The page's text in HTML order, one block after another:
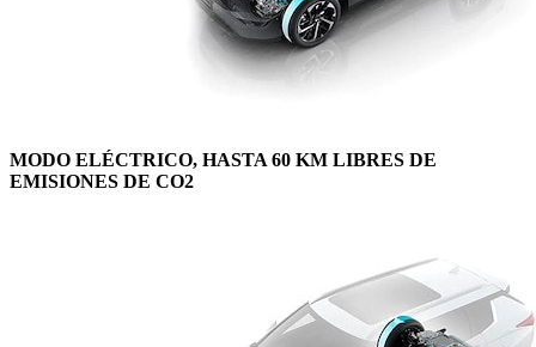
MODO ELÉCTRICO, HASTA 60 KM LIBRES DE
EMISIONES DE CO2